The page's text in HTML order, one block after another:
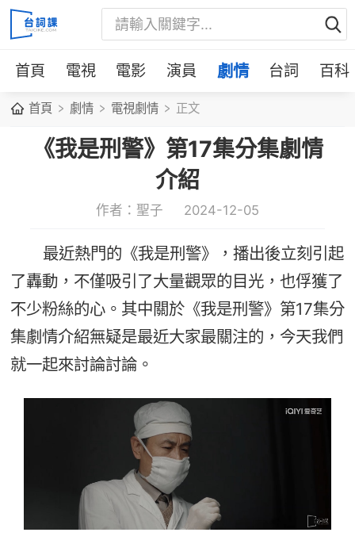
首頁 電視 電影 演員 劇情 台詞 百科
首頁 劇情 電視劇情 正文
《我是刑警》第17集分集劇情
介紹
作者：聖子 2024-12-05
最近熱門的《我是刑警》，播出後立刻引起
了轟動，不僅吸引了大量觀眾的目光，也俘獲了
不少粉絲的心。其中關於《我是刑警》第17集分
集劇情介紹無疑是最近大家最關注的，今天我們
就一起來討論討論。